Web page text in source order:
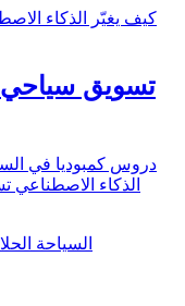
كيف يغيّر الذكاء
تسويق
دروس كمبوديا في
الذكاء الاصطناعي
السياحة